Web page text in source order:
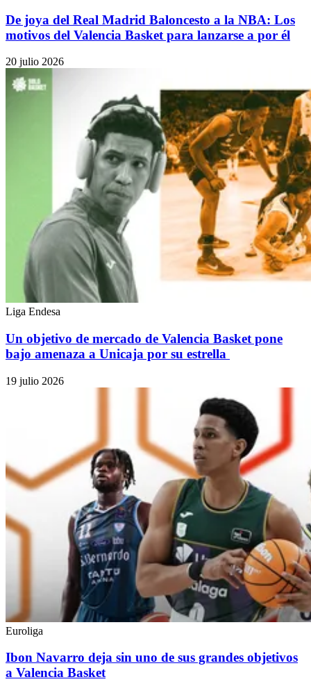
De joya del Real Madrid Baloncesto a la NBA: Los
motivos del Valencia Basket para lanzarse a por él
20 julio 2026
Liga Endesa
Un objetivo de mercado de Valencia Basket pone
bajo amenaza a Unicaja por su estrella
19 julio 2026
Euroliga
Ibon Navarro deja sin uno de sus grandes objetivos
a Valencia Basket